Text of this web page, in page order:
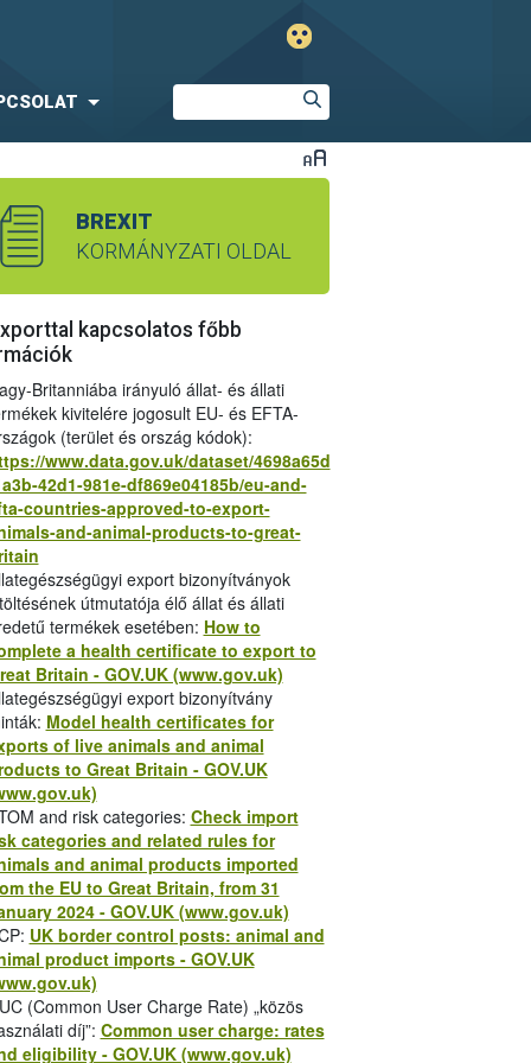
BREXIT
KORMÁNYZATI OLDAL
kapcsolatos főbb
Britanniába irányuló állat- és állati
kivitelére jogosult EU- és EFTA-
(terület és ország kódok):
www.data.gov.uk/dataset/4698a65d
42d1-981e-df869e04185b/eu-and-
countries-approved-to-export-
and-animal-products-to-great-
export bizonyítványok
útmutatója élő állat és állati
termékek esetében: How to
a health certificate to export to
Britain - GOV.UK (www.gov.uk)
export bizonyítvány
Model health certificates for
of live animals and animal
to Great Britain - GOV.UK
and risk categories: Check import
categories and related rules for
and animal products imported
the EU to Great Britain, from 31
2024 - GOV.UK (www.gov.uk)
UK border control posts: animal and
product imports - GOV.UK
(Common User Charge Rate) „közös
díj”: Common user charge: rates
eligibility - GOV.UK (www.gov.uk)
áruforgalomban 2022. január 1-től
2022. január 1-tőlbevezetésre
fontos változás, hogy azállat- és
azelőjelentési kötelezettség
tervezett belépés előttegy nappal, de
for-hauliers.hu
the-eu-and-great-britain.hu
is. A magyar felirattal közzétett
el:
2021_December_BordersOPModel.
alkalmazandó import-szabályok
2021. január 1-jétől ideiglenesen
szerint az Egyesült Királyság és az EU